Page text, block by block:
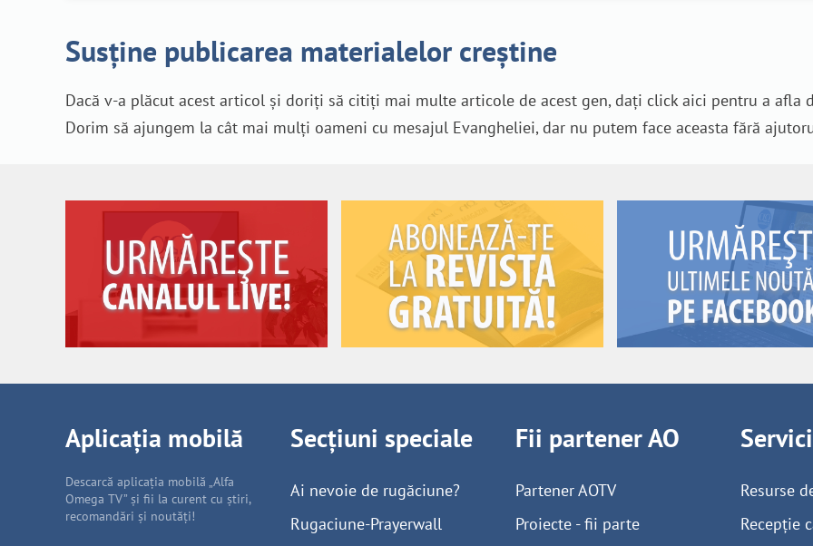
Susține publicarea materialelor creștine
Dacă v-a plăcut acest articol și doriți să citiți mai multe articole de acest gen, dați click aici pentru a afla
Dorim să ajungem la cât mai mulți oameni cu mesajul Evangheliei, dar nu putem face aceasta fără
Aplicația mobilă
Descarcă aplicația mobilă „Alfa
Omega TV” și fii la curent cu știri,
recomandări și noutăți!
Secțiuni speciale
Ai nevoie de rugăciune?
Rugaciune-Prayerwall
Fii partener AO
Partener AOTV
Proiecte - fii parte
Resurse
Recepție